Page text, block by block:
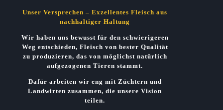
Unser Versprechen – Exzellentes Fleisch aus
nachhaltiger Haltung
Wir haben uns bewusst für den schwierigeren
Weg entschieden, Fleisch von bester Qualität
zu produzieren, das von möglichst natürlich
aufgezogenen Tieren stammt.
Dafür arbeiten wir eng mit Züchtern und
Landwirten zusammen, die unsere Vision
teilen.